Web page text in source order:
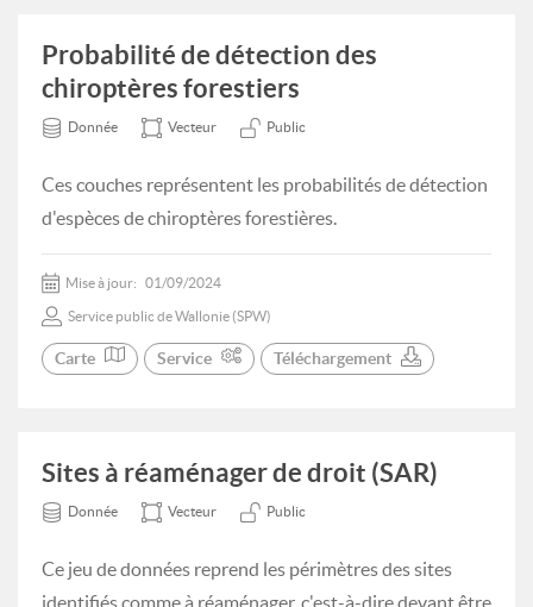
Probabilité de détection des
chiroptères forestiers
Donnée Vecteur Public
Ces couches représentent les probabilités de détection
d'espèces de chiroptères forestières.
Mise à jour: 01/09/2024
Service public de Wallonie (SPW)
Carte Service Téléchargement
Sites à réaménager de droit (SAR)
Donnée Vecteur Public
Ce jeu de données reprend les périmètres des sites
identifiés comme à réaménager, c'est-à-dire devant être